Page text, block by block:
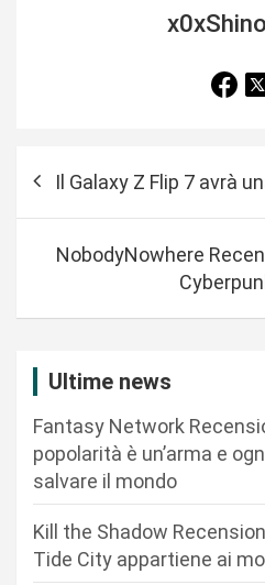
Il Galaxy Z Flip 7 avrà
NobodyNowhere
Ultime news
Fantasy Network
popolarità è un’arma e
salvare il mondo
Kill the Shadow
Tide City appartiene ai